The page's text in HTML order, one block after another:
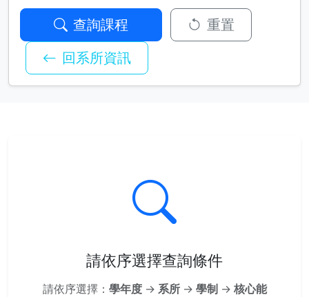
查詢課程
重置
回系所資訊
請依序選擇查詢條件
請依序選擇： 學年度→ 系所→ 學制→ 核心能